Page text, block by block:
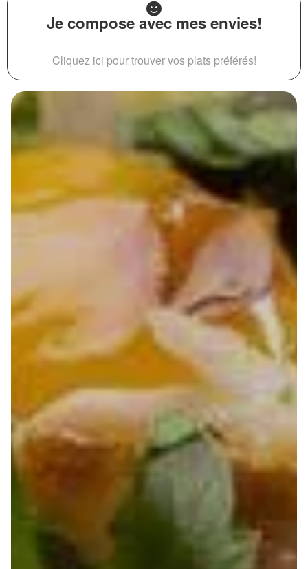
Je compose avec mes envies!
Cliquez ici pour trouver vos plats préférés!